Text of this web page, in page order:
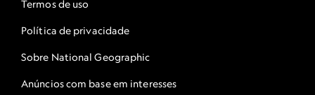
Termos de uso
Política de privacidade
Sobre National Geographic
Anúncios com base em interesses